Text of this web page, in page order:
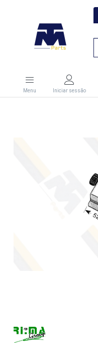
Menu Iniciar sessão